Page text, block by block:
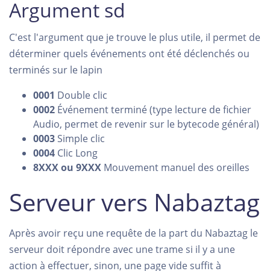
Argument sd
C'est l'argument que je trouve le plus utile, il permet de
déterminer quels événements ont été déclenchés ou
terminés sur le lapin
0001 Double clic
0002 Événement terminé (type lecture de fichier
Audio, permet de revenir sur le bytecode général)
0003 Simple clic
0004 Clic Long
8XXX ou 9XXX Mouvement manuel des oreilles
Serveur vers Nabaztag
Après avoir reçu une requête de la part du Nabaztag le
serveur doit répondre avec une trame si il y a une
action à effectuer, sinon, une page vide suffit à